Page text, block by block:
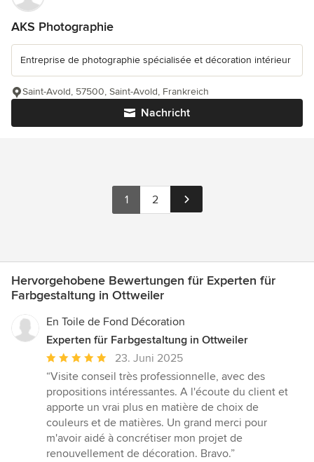
AKS Photographie
Entreprise de photographie spécialisée et décoration intérieur
Nachricht
Saint-Avold, 57500, Saint-Avold, Frankreich
1 2
Hervorgehobene Bewertungen für Experten für
Farbgestaltung in Ottweiler
En Toile de Fond Décoration
Experten für Farbgestaltung in Ottweiler
Durchschnittliche
Bewertung:
5
von
5
Sternen
23. Juni 2025
“Visite conseil très professionnelle, avec des
propositions intéressantes. A l'écoute du client et
apporte un vrai plus en matière de choix de
couleurs et de matières. Un grand merci pour
m'avoir aidé à concrétiser mon projet de
renouvellement de décoration. Bravo.”